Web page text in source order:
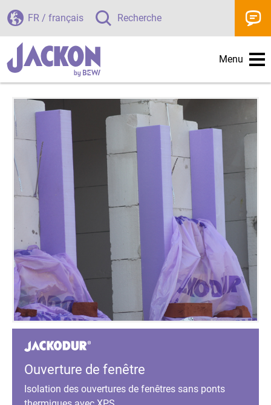
Menu
FR / français Recherche
Ouverture de fenêtre
Isolation des ouvertures de fenêtres sans ponts